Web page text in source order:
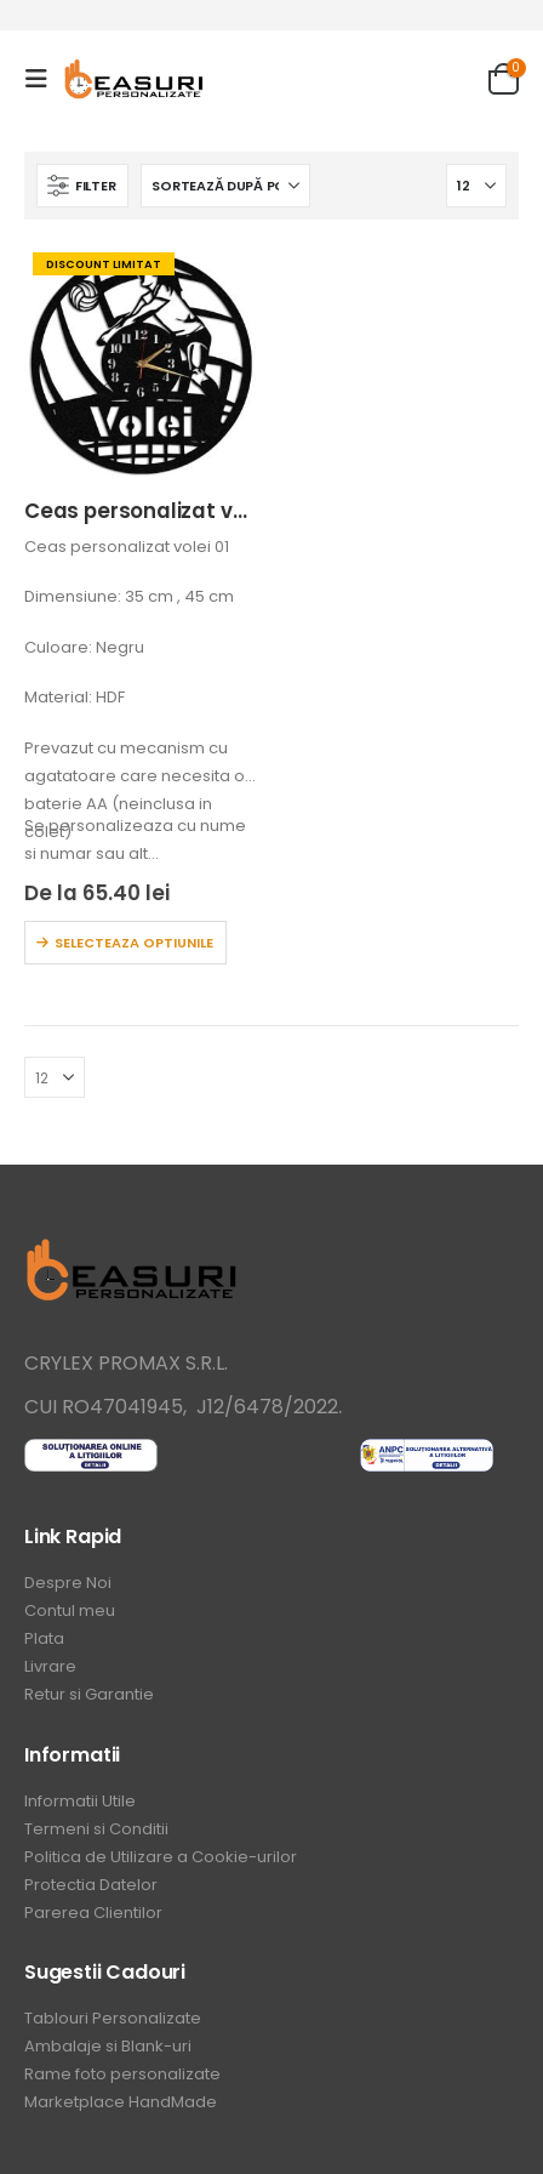
0
FILTER
DISCOUNT LIMITAT
Ceas personalizat volei 01
Ceas personalizat volei 01
Dimensiune: 35 cm , 45 cm
Culoare: Negru
Material: HDF
Prevazut cu mecanism cu
agatatoare care necesita o
baterie AA (neinclusa in
colet)
Se personalizeaza cu nume
si numar sau alt…
De la 65.40 lei
SELECTEAZA OPTIUNILE
CRYLEX PROMAX S.R.L.
CUI RO47041945, J12/6478/2022.
Link Rapid
Despre Noi
Contul meu
Plata
Livrare
Retur si Garantie
Informatii
Informatii Utile
Termeni si Conditii
Politica de Utilizare a Cookie-urilor
Protectia Datelor
Parerea Clientilor
Sugestii Cadouri
Tablouri Personalizate
Ambalaje si Blank-uri
Rame foto personalizate
Marketplace HandMade